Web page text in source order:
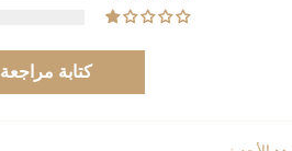
كتابة مراجعة